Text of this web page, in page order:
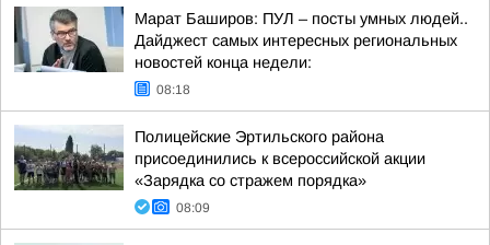
Марат Баширов: ПУЛ – посты умных людей..
Дайджест самых интересных региональных
новостей конца недели:
08:18
Полицейские Эртильского района
присоединились к всероссийской акции
«Зарядка со стражем порядка»
08:09